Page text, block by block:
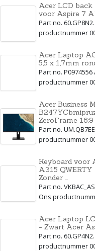
Acer LCD
voor Aspire 7
Part no.
productnummer
Acer Laptop
5,5 x 1,7mm
Part no.
productnummer
Acer Business
ZeroFrame
Part no.
productnummer
Keyboard voor
A315
Zonder ...
Part no.
Ons
Acer Laptop
- Zwart Acer
Part no.
productnummer